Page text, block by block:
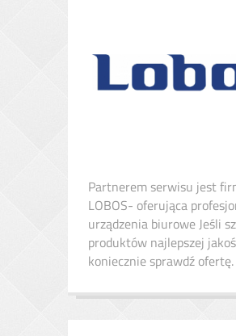
Partnerem serwisu jest
LOBOS- oferująca
urządzenia biurowe Jeśli
produktów najlepszej
koniecznie sprawdź ofertę.